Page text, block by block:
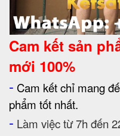
Cam kết sản
mới 100%
- Cam kết chỉ mang
phẩm tốt nhất.
- Làm việc từ 7h đến